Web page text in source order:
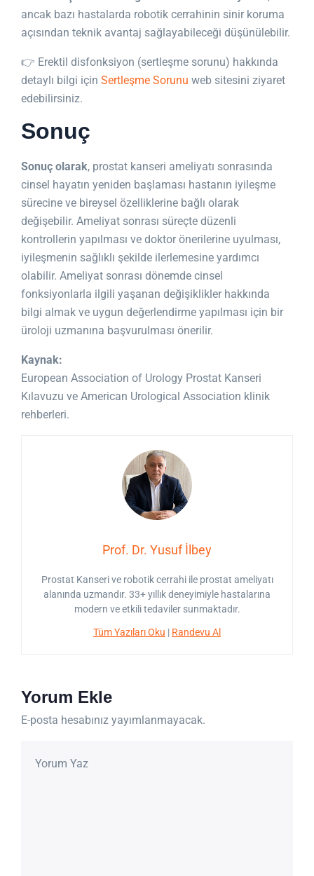
ancak bazı hastalarda robotik cerrahinin sinir koruma
açısından teknik avantaj sağlayabileceği düşünülebilir.
👉 Erektil disfonksiyon (sertleşme sorunu) hakkında
detaylı bilgi için Sertleşme Sorunu web sitesini ziyaret
edebilirsiniz.
Sonuç
Sonuç olarak, prostat kanseri ameliyatı sonrasında
cinsel hayatın yeniden başlaması hastanın iyileşme
sürecine ve bireysel özelliklerine bağlı olarak
değişebilir. Ameliyat sonrası süreçte düzenli
kontrollerin yapılması ve doktor önerilerine uyulması,
iyileşmenin sağlıklı şekilde ilerlemesine yardımcı
olabilir. Ameliyat sonrası dönemde cinsel
fonksiyonlarla ilgili yaşanan değişiklikler hakkında
bilgi almak ve uygun değerlendirme yapılması için bir
üroloji uzmanına başvurulması önerilir.
Kaynak:
European Association of Urology Prostat Kanseri
Kılavuzu ve American Urological Association klinik
rehberleri.
Prof. Dr. Yusuf İlbey
Prostat Kanseri ve robotik cerrahi ile prostat ameliyatı
alanında uzmandır. 33+ yıllık deneyimiyle hastalarına
modern ve etkili tedaviler sunmaktadır.
Tüm Yazıları Oku | Randevu Al
Yorum Ekle
E-posta hesabınız yayımlanmayacak.